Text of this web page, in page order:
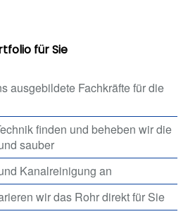
für Sie
ausgebildete Fachkräfte für die
finden und beheben wir die
sauber
Kanalreinigung an
wir das Rohr direkt für Sie